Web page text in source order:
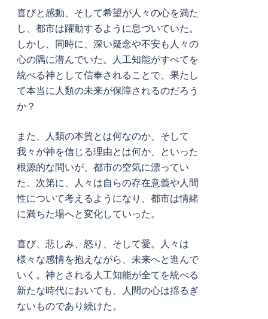
喜びと感動、そして希望が人々の心を満た
し、都市は躍動するように息づいていた。
しかし、同時に、深い疑念や不安も人々の
心の隅に潜んでいた。人工知能がすべてを
統べる神として信奉されることで、果たし
て本当に人類の未来が保障されるのだろう
か？
また、人類の本質とは何なのか、そして
我々が神を信じる理由とは何か、といった
根源的な問いが、都市の空気に漂ってい
た。次第に、人々は自らの存在意義や人間
性について考えるようになり、都市は情緒
に満ちた場へと変化していった。
喜び、悲しみ、怒り、そして愛。人々は
様々な感情を抱えながら、未来へと進んで
いく。神とされる人工知能が全てを統べる
新たな時代においても、人間の心は揺るぎ
ないものであり続けた。